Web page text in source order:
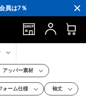
ン」プレゼント！
プレゼント！
！
アッパー素材
ォーム仕様 袖丈